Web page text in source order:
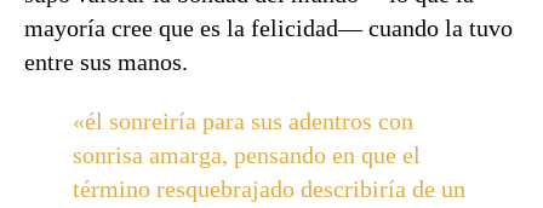
mayoría cree que es la felicidad— cuando la tuvo
entre sus manos.
«él sonreiría para sus adentros con
sonrisa amarga, pensando en que el
término resquebrajado describiría de un